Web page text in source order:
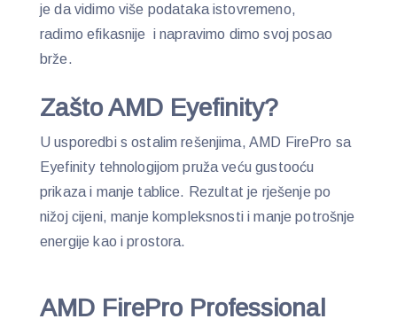
je da vidimo više podataka istovremeno,
radimo efikasnije i napravimo dimo svoj posao
brže.
Zašto AMD Eyefinity?
U usporedbi s ostalim rešenjima, AMD FirePro sa
Eyefinity tehnologijom pruža veću gustooću
prikaza i manje tablice. Rezultat je rješenje po
nižoj cijeni, manje kompleksnosti i manje potrošnje
energije kao i prostora.
AMD FirePro Professional